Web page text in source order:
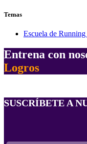
Temas
Escuela de
Entrena con
Logros
SUSCRÍBETE A